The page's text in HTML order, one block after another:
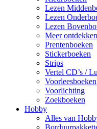
Lezen
Lezen
Lezen
Meer ontdekken
Prentenboeken
Stickerboeken
Strips
Vertel CD’s /
Voorleesboeken
Voorlichting
Zoekboeken
Hobby
Alles van